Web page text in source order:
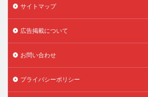
サイトマップ
広告掲載について
お問い合わせ
プライバシーポリシー